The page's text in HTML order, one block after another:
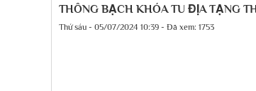
THÔNG BẠCH KHÓA TU ĐỊA TẠNG
Thứ sáu - 05/07/2024 10:39 - Đã xem: 1753